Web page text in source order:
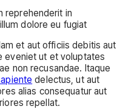
reprehenderit in
dolore eu fugiat
et aut officiis debitis aut
eveniet ut et voluptates
non recusandae. Itaque
delectus, ut aut
alias consequatur aut
repellat.